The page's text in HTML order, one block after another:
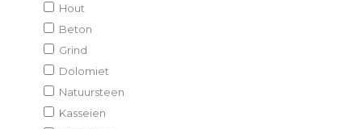
Hout
Beton
Grind
Dolomiet
Natuursteen
Kasseien